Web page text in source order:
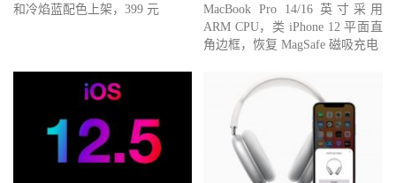
和冷焰蓝配色上架，399 元
MacBook Pro 14/16 英寸采用
ARM CPU，类 iPhone 12 平面直
角边框，恢复 MagSafe 磁吸充电